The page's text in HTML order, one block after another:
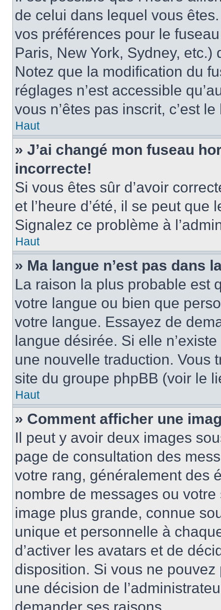
de celui dans lequel vous
vos préférences pour le
Paris, New York, Sydney, etc.)
Notez que la modification du
réglages n’est accessible
vous n’êtes pas inscrit, c’est
Haut
» J’ai changé mon fuseau
incorrecte!
Si vous êtes sûr d’avoir
et l’heure d’été, il se peut que
Signalez ce problème à
Haut
» Ma langue n’est pas dans
La raison la plus probable est
votre langue ou bien que
votre langue. Essayez de
langue désirée. Si elle
une nouvelle traduction. Vous
site du groupe phpBB (voir le
Haut
» Comment afficher une
Il peut y avoir deux images
page de consultation des
votre rang, généralement des
nombre de messages ou
image plus grande, connue
unique et personnelle à
d’activer les avatars et de
disposition. Si vous ne pouvez
une décision de